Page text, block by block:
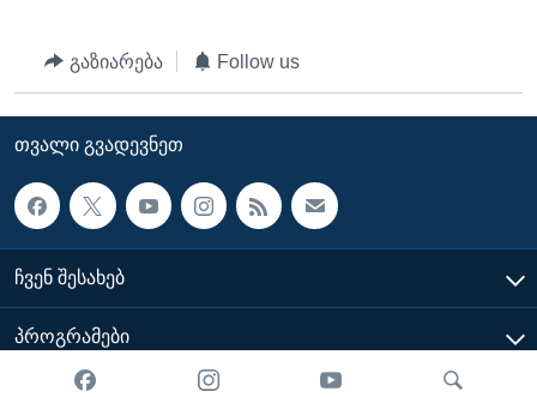
გაზიარება Follow us
ᲗᲕᲐᲚᲘ ᲒᲕᲐᲓᲔᲕᲜᲔᲗ
ᲩᲕᲔᲜ ᲨᲔᲡᲐᲮᲔᲑ
ᲞᲠᲝᲒᲠᲐᲛᲔᲑᲘ